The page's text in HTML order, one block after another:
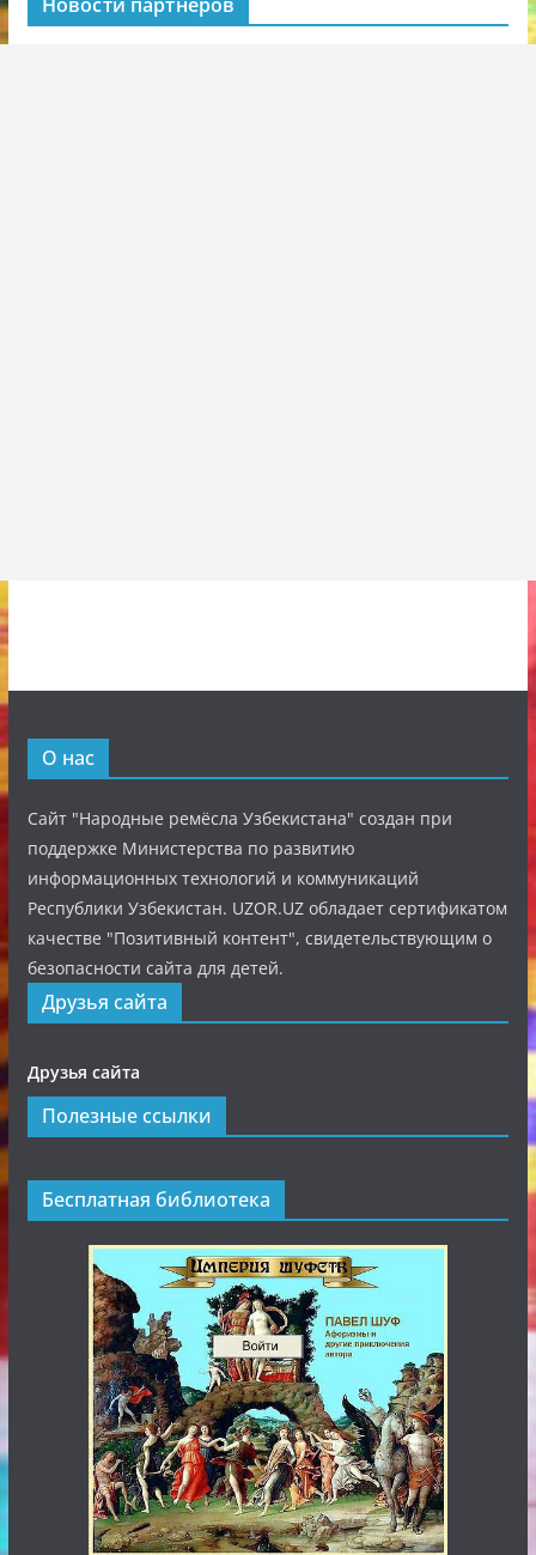
О нас
Сайт "Народные ремёсла Узбекистана" создан при
поддержке Министерства по развитию
информационных технологий и коммуникаций
Республики Узбекистан. UZOR.UZ обладает сертификатом
качестве "Позитивный контент", свидетельствующим о
безопасности сайта для детей.
Друзья сайта
Друзья сайта
Полезные ссылки
Бесплатная библиотека